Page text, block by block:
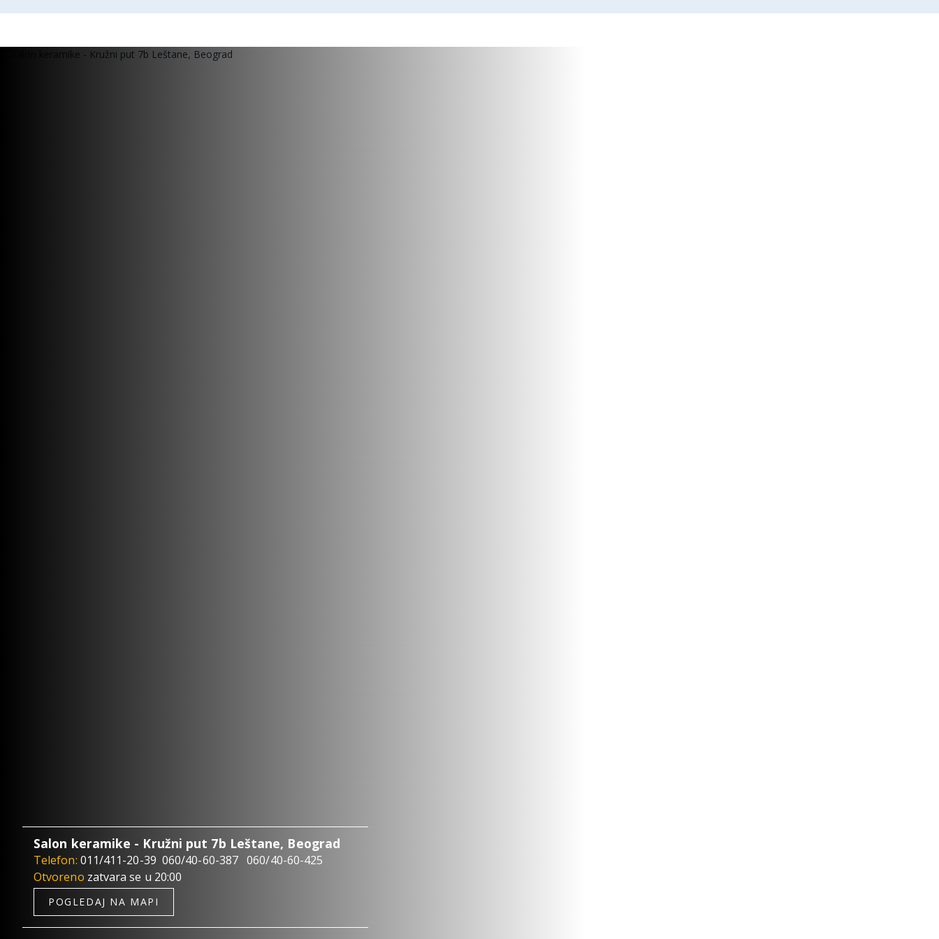
Salon keramike - Kružni put 7b Leštane, Beograd
Telefon: 011/411-20-39 060/40-60-387 060/40-60-425
Otvoreno zatvara se u 20:00
POGLEDAJ NA MAPI